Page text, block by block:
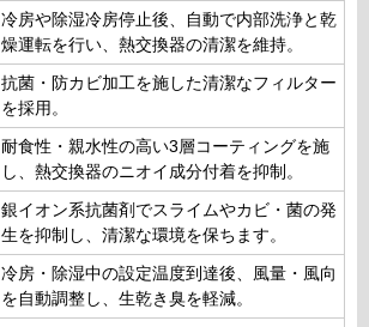
冷房や除湿冷房停止後、自動で内部洗浄と乾
燥運転を行い、熱交換器の清潔を維持。
抗菌・防カビ加工を施した清潔なフィルター
を採用。
耐食性・親水性の高い3層コーティングを施
し、熱交換器のニオイ成分付着を抑制。
銀イオン系抗菌剤でスライムやカビ・菌の発
生を抑制し、清潔な環境を保ちます。
冷房・除湿中の設定温度到達後、風量・風向
を自動調整し、生乾き臭を軽減。